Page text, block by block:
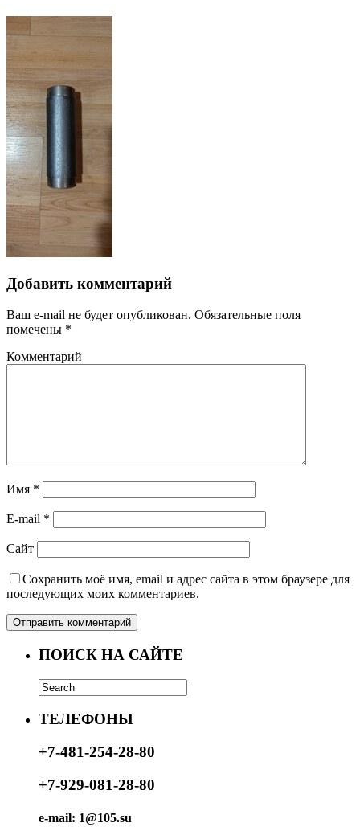
Добавить комментарий
Ваш e-mail не будет опубликован. Обязательные поля
помечены *
Комментарий
Имя *
E-mail *
Сайт
Сохранить моё имя, email и адрес сайта в этом браузере для
последующих моих комментариев.
ПОИСК НА САЙТЕ
ТЕЛЕФОНЫ
+7-481-254-28-80
+7-929-081-28-80
e-mail: 1@105.su